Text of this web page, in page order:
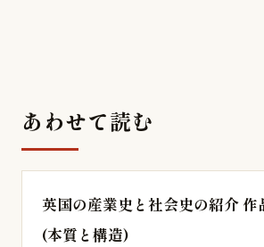
あわせて読む
英国の産業史と社会史の紹介 作
(本質と構造)